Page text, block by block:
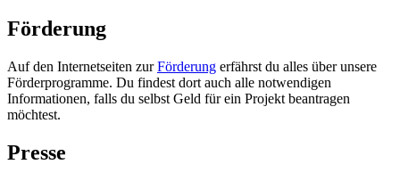
Förderung
Auf den Internetseiten zurFörderung erfährst du alles über unsere
Förderprogramme. Du findest dort auch alle notwendigen
Informationen, falls du selbst Geld für ein Projekt beantragen
möchtest.
Presse